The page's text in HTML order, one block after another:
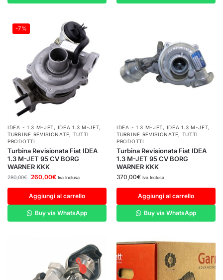
-7%
IDEA - 1.3 M-JET, IDEA 1.3 M-JET,
TURBINE REVISIONATE, TUTTI
PRODOTTI
Turbina Revisionata Fiat IDEA
1.3 M-JET 95 CV BORG
WARNER KKK
280,00€ 260,00€ Iva Inclusa
Aggiungi al carrello
Buy via WhatsApp
IDEA - 1.3 M-JET, IDEA 1.3 M-JET,
TURBINE REVISIONATE, TUTTI
PRODOTTI
Turbina Revisionata Fiat IDEA
1.3 M-JET 95 CV BORG
WARNER KKK
370,00€ Iva Inclusa
Aggiungi al carrello
Buy via WhatsApp